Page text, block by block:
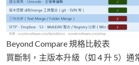
Beyond Compare 規格比較表
買斷制，主版本升級（如 4 升 5）通